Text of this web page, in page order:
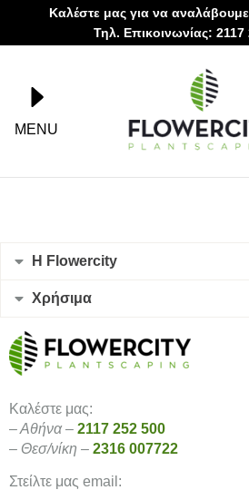
Καλέστε μας για να
Τηλ. Επικοινωνίας: 2117
MENU
Η Flowercity
Χρήσιμα
Καλέστε μας:
– Αθήνα – 2117 252 500
– Θεσ/νίκη – 2316 007722
Στείλτε μας email: